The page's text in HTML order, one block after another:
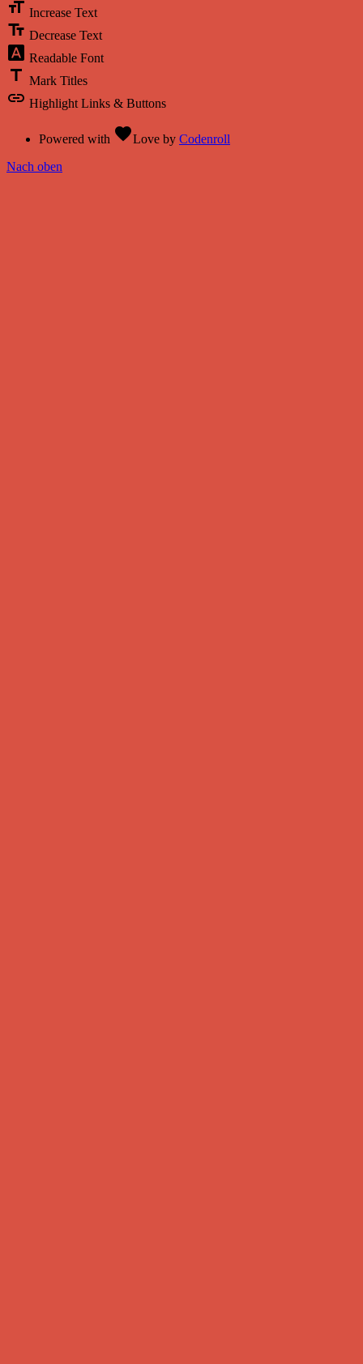
format_size Increase Text
text_fields Decrease Text
font_download Readable Font
title Mark Titles
link Highlight Links & Buttons
Powered with favoriteLove by Codenroll
Nach oben